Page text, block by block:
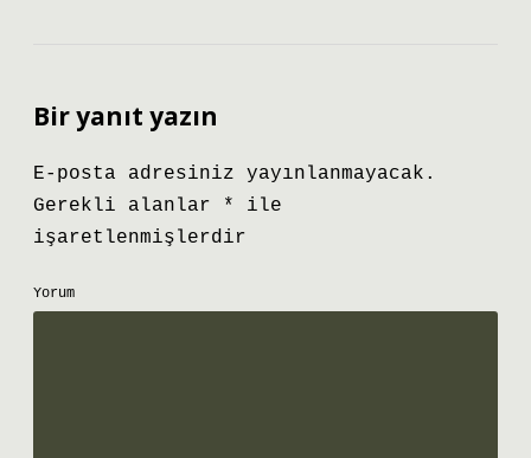
Bir yanıt yazın
E-posta adresiniz yayınlanmayacak.
Gerekli alanlar
*
ile
işaretlenmişlerdir
Yorum